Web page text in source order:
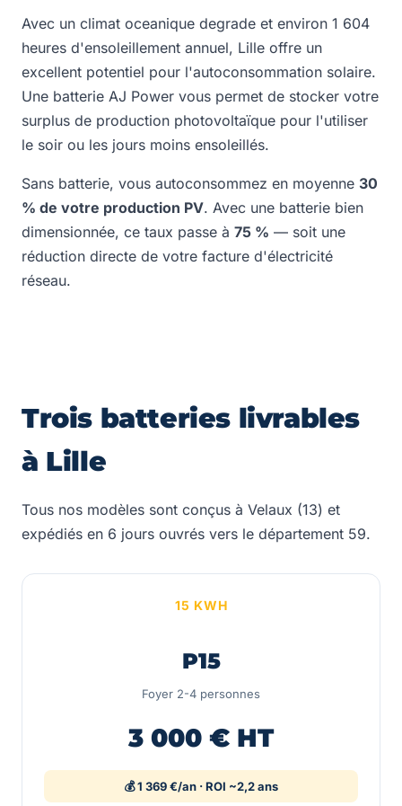
Avec un climat oceanique degrade et environ 1 604
heures d'ensoleillement annuel, Lille offre un
excellent potentiel pour l'autoconsommation solaire.
Une batterie AJ Power vous permet de stocker votre
surplus de production photovoltaïque pour l'utiliser
le soir ou les jours moins ensoleillés.
Sans batterie, vous autoconsommez en moyenne 30
% de votre production PV. Avec une batterie bien
dimensionnée, ce taux passe à 75 % — soit une
réduction directe de votre facture d'électricité
réseau.
Trois batteries livrables
à Lille
Tous nos modèles sont conçus à Velaux (13) et
expédiés en 6 jours ouvrés vers le département 59.
15 KWH
P15
Foyer 2-4 personnes
3 000 € HT
💰 1 369 €/an · ROI ~2,2 ans